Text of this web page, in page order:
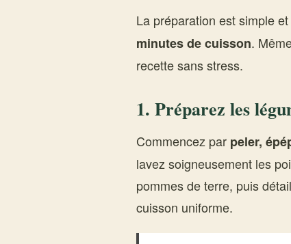
La préparation est simple
minutes de cuisson.
recette sans stress.
1. Préparez les
Commencez par peler,
lavez soigneusement les
pommes de terre, puis
cuisson uniforme.